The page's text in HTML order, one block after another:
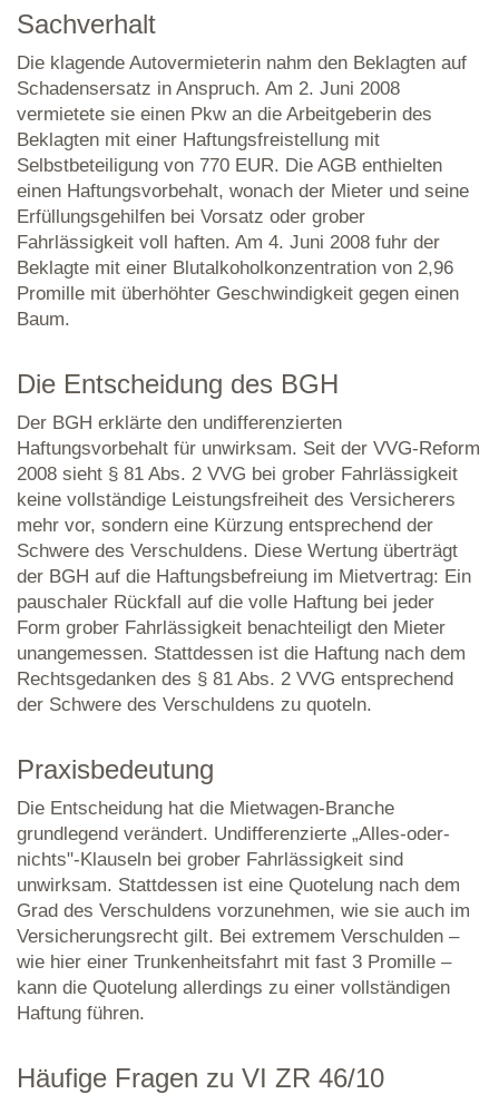
Sachverhalt
Die klagende Autovermieterin nahm den Beklagten auf
Schadensersatz in Anspruch. Am 2. Juni 2008
vermietete sie einen Pkw an die Arbeitgeberin des
Beklagten mit einer Haftungsfreistellung mit
Selbstbeteiligung von 770 EUR. Die AGB enthielten
einen Haftungsvorbehalt, wonach der Mieter und seine
Erfüllungsgehilfen bei Vorsatz oder grober
Fahrlässigkeit voll haften. Am 4. Juni 2008 fuhr der
Beklagte mit einer Blutalkoholkonzentration von 2,96
Promille mit überhöhter Geschwindigkeit gegen einen
Baum.
Die Entscheidung des BGH
Der BGH erklärte den undifferenzierten
Haftungsvorbehalt für unwirksam. Seit der VVG-Reform
2008 sieht § 81 Abs. 2 VVG bei grober Fahrlässigkeit
keine vollständige Leistungsfreiheit des Versicherers
mehr vor, sondern eine Kürzung entsprechend der
Schwere des Verschuldens. Diese Wertung überträgt
der BGH auf die Haftungsbefreiung im Mietvertrag: Ein
pauschaler Rückfall auf die volle Haftung bei jeder
Form grober Fahrlässigkeit benachteiligt den Mieter
unangemessen. Stattdessen ist die Haftung nach dem
Rechtsgedanken des § 81 Abs. 2 VVG entsprechend
der Schwere des Verschuldens zu quoteln.
Praxisbedeutung
Die Entscheidung hat die Mietwagen-Branche
grundlegend verändert. Undifferenzierte „Alles-oder-
nichts"-Klauseln bei grober Fahrlässigkeit sind
unwirksam. Stattdessen ist eine Quotelung nach dem
Grad des Verschuldens vorzunehmen, wie sie auch im
Versicherungsrecht gilt. Bei extremem Verschulden –
wie hier einer Trunkenheitsfahrt mit fast 3 Promille –
kann die Quotelung allerdings zu einer vollständigen
Haftung führen.
Häufige Fragen zu VI ZR 46/10